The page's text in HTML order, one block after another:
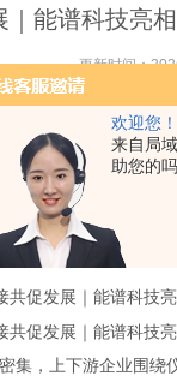
欢迎您！
来自局
助您的
｜能谱科技亮
更新时间：
高教科创园核心区
经销商及设备供
集，上下游企业围